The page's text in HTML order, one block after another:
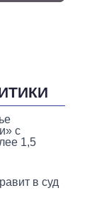
с
1,5
в суд